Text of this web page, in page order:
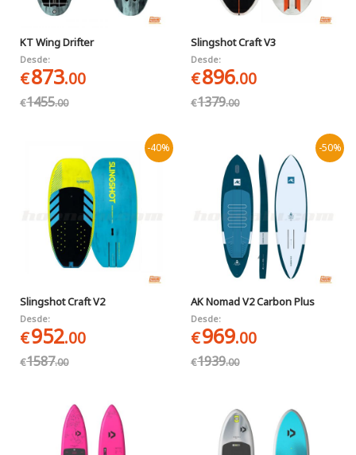
KT Wing Drifter
Desde:
€873.00
€1455.00
Slingshot Craft V3
Desde:
€896.00
€1379.00
-40%
Slingshot Craft V2
Desde:
€952.00
€1587.00
-50%
AK Nomad V2 Carbon Plus
Desde:
€969.00
€1939.00